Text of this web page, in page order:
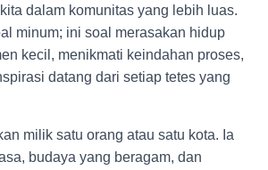
dalam komunitas yang lebih luas.
minum; ini soal merasakan hidup
kecil, menikmati keindahan proses,
datang dari setiap tetes yang
milik satu orang atau satu kota. Ia
budaya yang beragam, dan